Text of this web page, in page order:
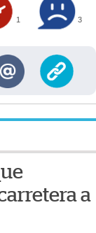
1 3
a